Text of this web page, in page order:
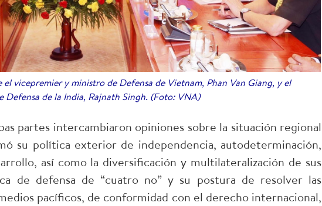
vicepremier y ministro de Defensa de Vietnam, Phan Van Giang, y el
Defensa de la India, Rajnath Singh. (Foto: VNA)
partes intercambiaron opiniones sobre la situación regional
su política exterior de independencia, autodeterminación,
así como la diversificación y multilateralización de sus
de defensa de “cuatro no” y su postura de resolver las
pacíficos, de conformidad con el derecho internacional,